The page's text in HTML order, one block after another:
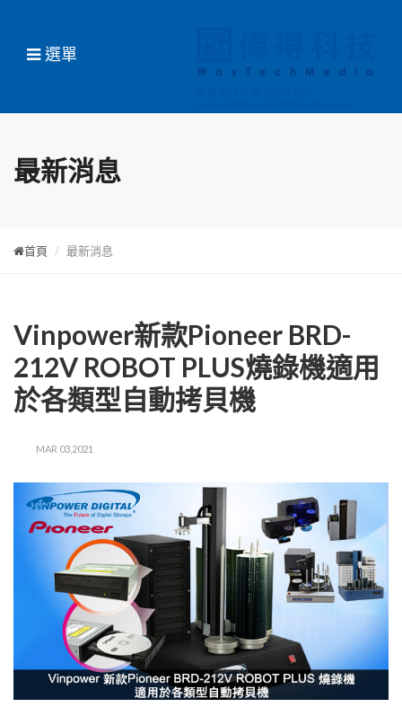
選單
最新消息
首頁 最新消息
Vinpower新款Pioneer BRD-
212V ROBOT PLUS燒錄機適用
於各類型自動拷貝機
MAR 03,2021